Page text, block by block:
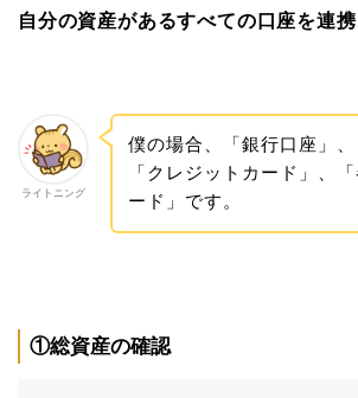
自分の資産があるすべての口座を連携
ライトニング
僕の場合、「銀行口座」、
「クレジットカード」、
ード」です。
①総資産の確認